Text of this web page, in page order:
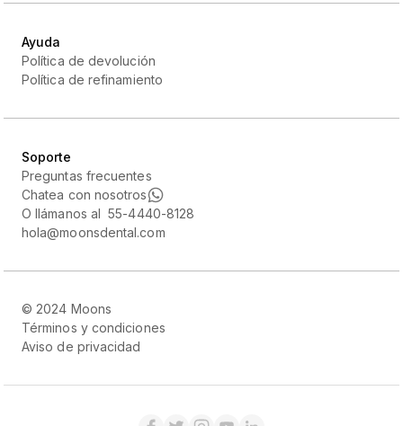
Ayuda
Política de devolución
Política de refinamiento
Soporte
Preguntas frecuentes
Chatea con nosotros
O llámanos al 55-4440-8128
hola@moonsdental.com
© 2024 Moons
Términos y condiciones
Aviso de privacidad